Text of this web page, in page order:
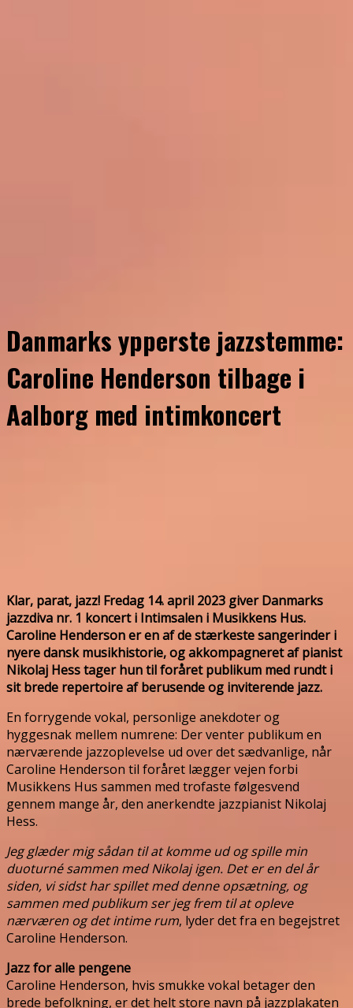
Danmarks ypperste jazzstemme:
Caroline Henderson tilbage i
Aalborg med intimkoncert
Klar, parat, jazz! Fredag 14. april 2023 giver Danmarks
jazzdiva nr. 1 koncert i Intimsalen i Musikkens Hus.
Caroline Henderson er en af de stærkeste sangerinder i
nyere dansk musikhistorie, og akkompagneret af pianist
Nikolaj Hess tager hun til foråret publikum med rundt i
sit brede repertoire af berusende og inviterende jazz.
En forrygende vokal, personlige anekdoter og
hyggesnak mellem numrene: Der venter publikum en
nærværende jazzoplevelse ud over det sædvanlige, når
Caroline Henderson til foråret lægger vejen forbi
Musikkens Hus sammen med trofaste følgesvend
gennem mange år, den anerkendte jazzpianist Nikolaj
Hess.
Jeg glæder mig sådan til at komme ud og spille min
duoturné sammen med Nikolaj igen. Det er en del år
siden, vi sidst har spillet med denne opsætning, og
sammen med publikum ser jeg frem til at opleve
nærværen og det intime rum, lyder det fra en begejstret
Caroline Henderson.
Jazz for alle pengene
Caroline Henderson, hvis smukke vokal betager den
brede befolkning, er det helt store navn på jazzplakaten